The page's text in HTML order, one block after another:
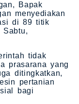
Bapak
menyediakan
di 89 titik
Sabtu,
tidak
prasarana yang
ditingkatkan,
pertanian
bagi